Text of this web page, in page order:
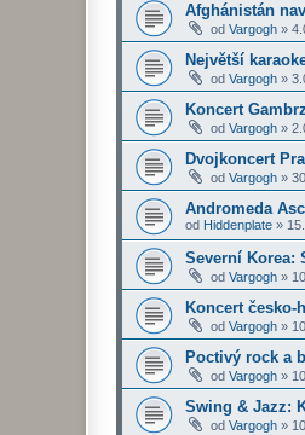
Afghánistán
od Vargogh »
Největší
od Vargogh »
Koncert
od Vargogh »
Dvojkoncert
od Vargogh »
Andromeda
od Hiddenplate »
Severní Korea:
od Vargogh »
Koncert česko-
od Vargogh »
Poctivý rock a
od Vargogh »
Swing & Jazz:
od Vargogh »